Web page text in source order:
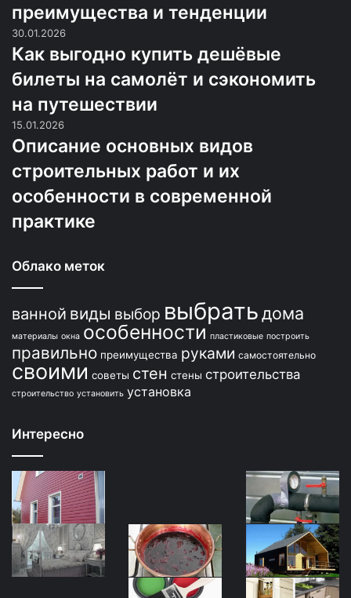
преимущества и тенденции
30.01.2026
Как выгодно купить дешёвые
билеты на самолёт и сэкономить
на путешествии
15.01.2026
Описание основных видов
строительных работ и их
особенности в современной
практике
Облако меток
ванной виды выбор выбратьдома
материалы окна особенности пластиковые построить
правильно преимущества руками самостоятельно
своими советы стен стены строительства
строительство установить установка
Интересно